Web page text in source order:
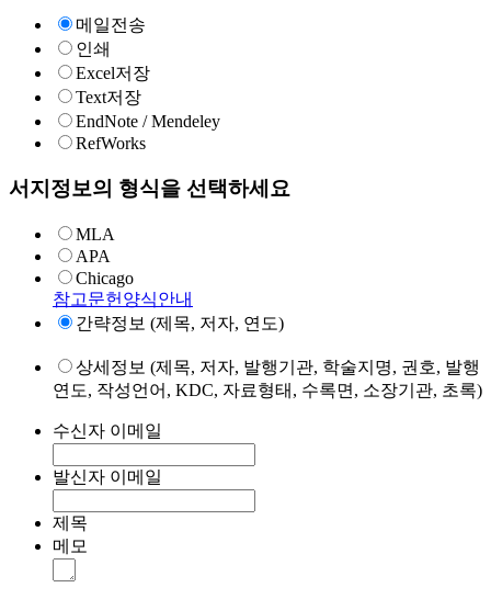
메일전송
인쇄
Excel저장
Text저장
EndNote / Mendeley
RefWorks
서지정보의 형식을 선택하세요
MLA
APA
Chicago
참고문헌양식안내
간략정보 (제목, 저자, 연도)
상세정보 (제목, 저자, 발행기관, 학술지명, 권호, 발행
연도, 작성언어, KDC, 자료형태, 수록면, 소장기관, 초록)
수신자 이메일
발신자 이메일
제목
메모